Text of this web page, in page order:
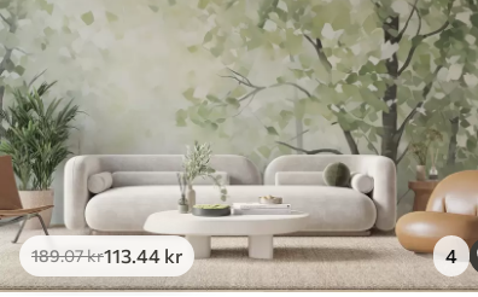
189.07kr113 .44 kr 4